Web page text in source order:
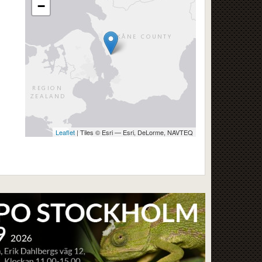
−
Leaflet | Tiles © Esri — Esri, DeLorme, NAVTEQ